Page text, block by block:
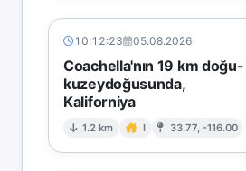
10:12:23 05.08.2026
Coachella'nın 19 km doğu-
kuzeydoğusunda,
Kaliforniya
1.2 km I 33.77, -116.00